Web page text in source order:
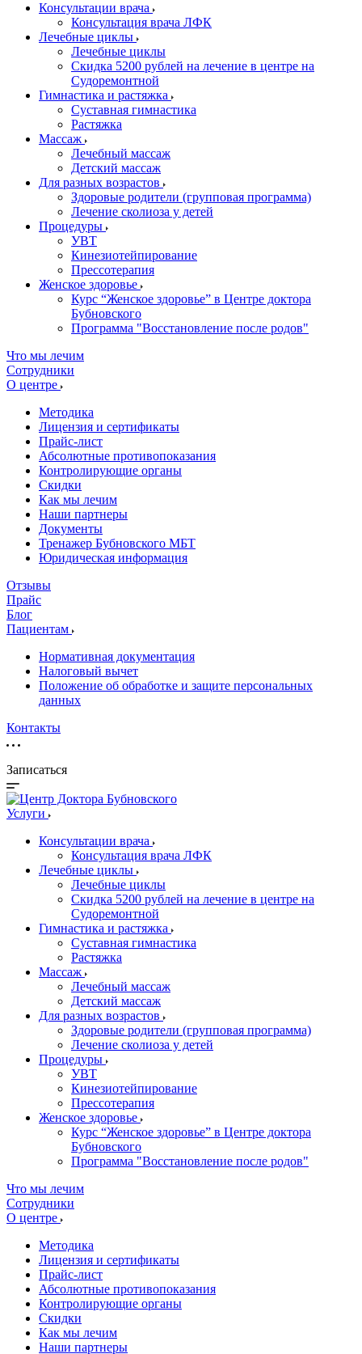
Консультации врача
Консультация врача ЛФК
Лечебные циклы
Лечебные циклы
Скидка 5200 рублей на лечение в центре на
Судоремонтной
Гимнастика и растяжка
Суставная гимнастика
Растяжка
Массаж
Лечебный массаж
Детский массаж
Для разных возрастов
Здоровые родители (групповая программа)
Лечение сколиоза у детей
Процедуры
УВТ
Кинезиотейпирование
Прессотерапия
Женское здоровье
Курс “Женское здоровье” в Центре доктора
Бубновского
Программа "Восстановление после родов"
Что мы лечим
Сотрудники
О центре
Методика
Лицензия и сертификаты
Прайс-лист
Абсолютные противопоказания
Контролирующие органы
Скидки
Как мы лечим
Наши партнеры
Документы
Тренажер Бубновского МБТ
Юридическая информация
Отзывы
Прайс
Блог
Пациентам
Нормативная документация
Налоговый вычет
Положение об обработке и защите персональных
данных
Контакты
Записаться
Услуги
Консультации врача
Консультация врача ЛФК
Лечебные циклы
Лечебные циклы
Скидка 5200 рублей на лечение в центре на
Судоремонтной
Гимнастика и растяжка
Суставная гимнастика
Растяжка
Массаж
Лечебный массаж
Детский массаж
Для разных возрастов
Здоровые родители (групповая программа)
Лечение сколиоза у детей
Процедуры
УВТ
Кинезиотейпирование
Прессотерапия
Женское здоровье
Курс “Женское здоровье” в Центре доктора
Бубновского
Программа "Восстановление после родов"
Что мы лечим
Сотрудники
О центре
Методика
Лицензия и сертификаты
Прайс-лист
Абсолютные противопоказания
Контролирующие органы
Скидки
Как мы лечим
Наши партнеры